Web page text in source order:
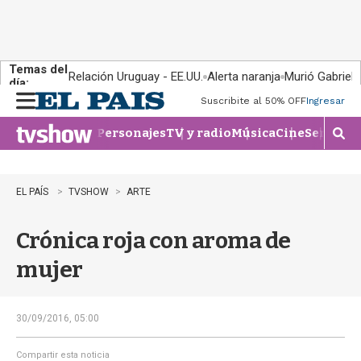
Temas del
día:
Relación Uruguay - EE.UU. Alerta naranja Murió Gabriel
n
u
Suscribite al 50% OFFIngresar
PersonajesTV y radioMúsicaCineSeries
M
o
e
EL PAÍS TVSHOW ARTE
Crónica roja con aroma de
mujer
30/09/2016, 05:00
Compartir esta noticia